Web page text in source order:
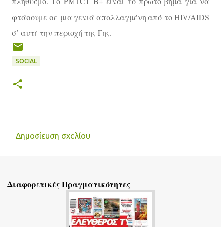
φτάσουμε σε μια γενιά απαλλαγμένη από το HIV/AIDS
σ’ αυτή την περιοχή της Γης.
SOCIAL
λ
Δημοσίευση σχολίου
Διαφορετικές Πραγματικότητες